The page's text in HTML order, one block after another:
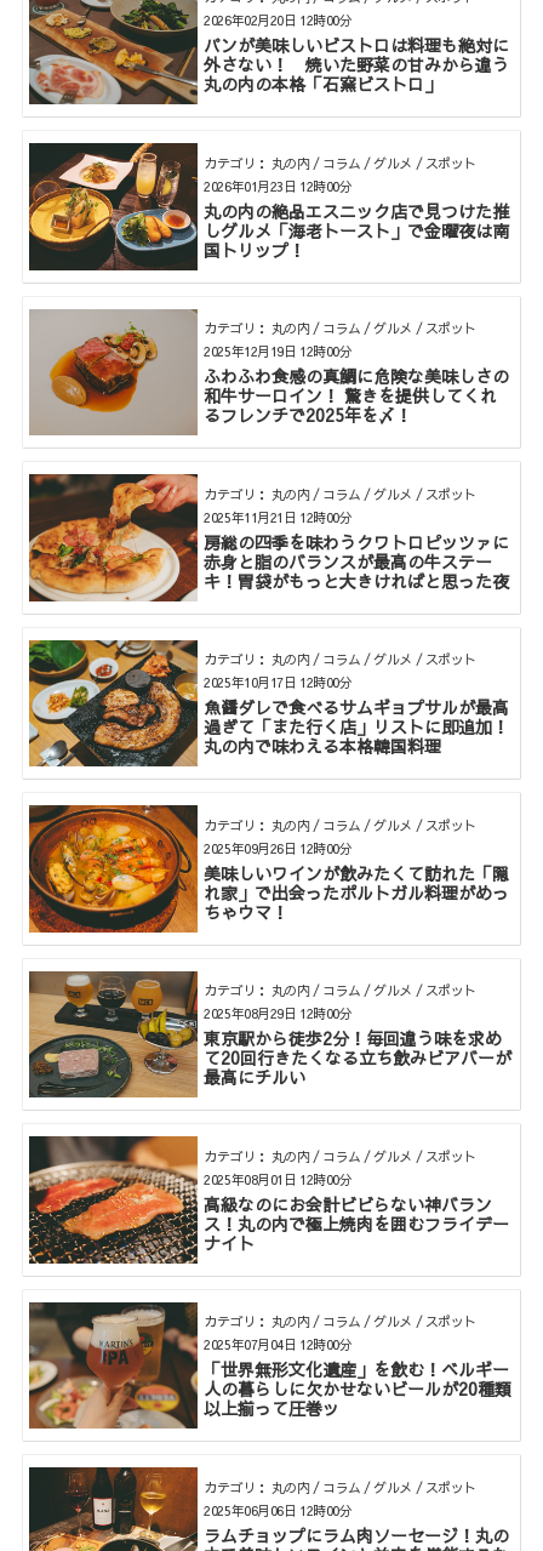
パンが美味しいビストロは料理も絶対に
外さない！ 焼いた野菜の甘みから違う
丸の内の本格「石窯ビストロ」
2026年02月20日 12時00分
カテゴリ： 丸の内 / コラム / グルメ / スポット
丸の内の絶品エスニック店で見つけた推
しグルメ「海老トースト」で金曜夜は南
国トリップ！
2026年01月23日 12時00分
カテゴリ： 丸の内 / コラム / グルメ / スポット
ふわふわ食感の真鯛に危険な美味しさの
和牛サーロイン！ 驚きを提供してくれ
るフレンチで2025年を〆！
2025年12月19日 12時00分
カテゴリ： 丸の内 / コラム / グルメ / スポット
房総の四季を味わうクワトロピッツァに
赤身と脂のバランスが最高の牛ステー
キ！胃袋がもっと大きければと思った夜
2025年11月21日 12時00分
カテゴリ： 丸の内 / コラム / グルメ / スポット
魚醤ダレで食べるサムギョプサルが最高
過ぎて「また行く店」リストに即追加！
丸の内で味わえる本格韓国料理
2025年10月17日 12時00分
カテゴリ： 丸の内 / コラム / グルメ / スポット
美味しいワインが飲みたくて訪れた「隠
れ家」で出会ったポルトガル料理がめっ
ちゃウマ！
2025年09月26日 12時00分
カテゴリ： 丸の内 / コラム / グルメ / スポット
東京駅から徒歩2分！毎回違う味を求め
て20回行きたくなる立ち飲みビアバーが
最高にチルい
2025年08月29日 12時00分
カテゴリ： 丸の内 / コラム / グルメ / スポット
高級なのにお会計ビビらない神バラン
ス！丸の内で極上焼肉を囲むフライデー
ナイト
2025年08月01日 12時00分
カテゴリ： 丸の内 / コラム / グルメ / スポット
「世界無形文化遺産」を飲む！ベルギー
人の暮らしに欠かせないビールが20種類
以上揃って圧巻ッ
2025年07月04日 12時00分
カテゴリ： 丸の内 / コラム / グルメ / スポット
ラムチョップにラム肉ソーセージ！丸の
2025年06月06日 12時00分